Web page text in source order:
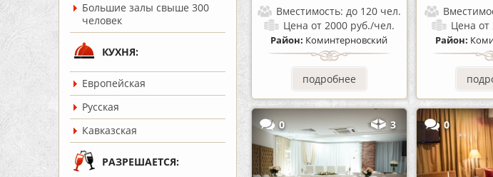
Большие залы свыше 300
человек
КУХНЯ:
Европейская
Русская
Кавказская
РАЗРЕШАЕТСЯ:
Вместимость: до 120 чел.
Ценаот 2000 руб./чел.
Район: Коминтерновский
подробнее
Цена от
Район:
0 3 0